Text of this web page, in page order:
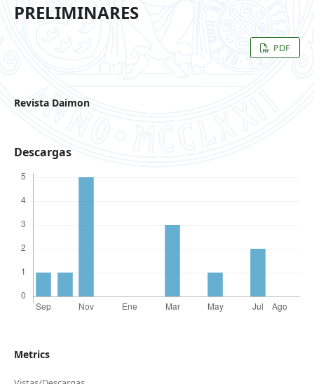
PRELIMINARES
PDF
Revista Daimon
Descargas
Metrics